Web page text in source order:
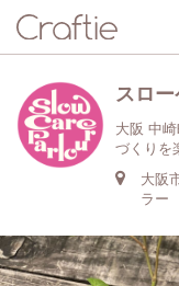
スロ
大阪 中
づくりを
大阪
ラー